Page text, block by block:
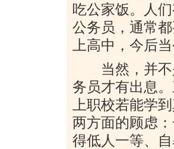
吃公家饭。人
公务员，通常
上高中，今后
当然，并不
务员才有出息
上职校若能学
两方面的顾虑
得低人一等、